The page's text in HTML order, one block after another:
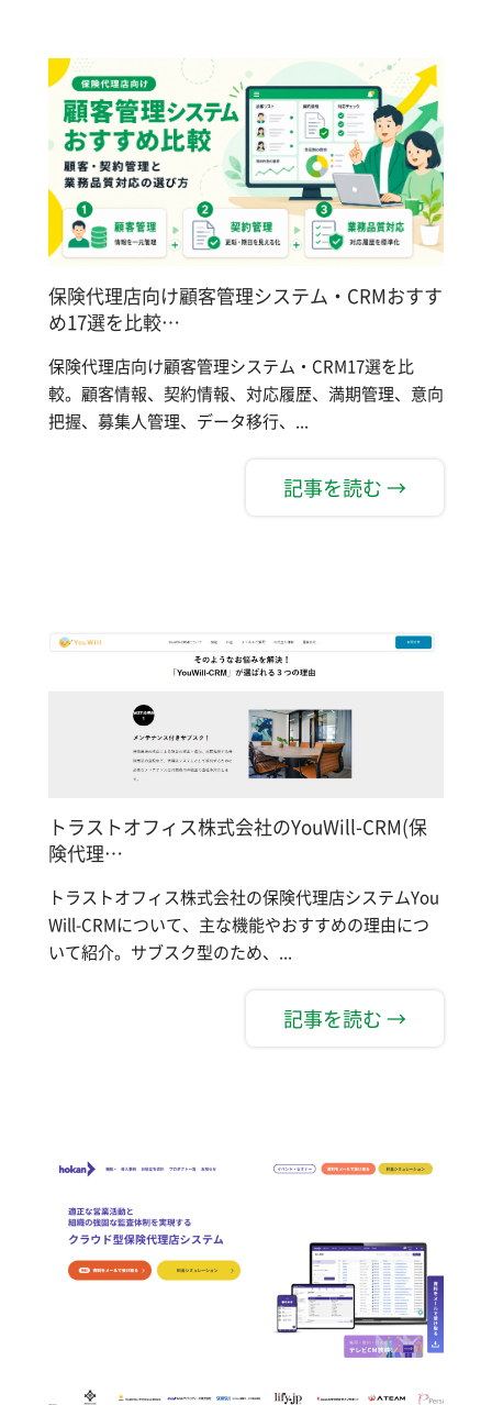
保険代理店向け顧客管理システム・CRMおすす
め17選を比較…
保険代理店向け顧客管理システム・CRM17選を比
較。顧客情報、契約情報、対応履歴、満期管理、意向
把握、募集人管理、データ移行、...
記事を読む →
トラストオフィス株式会社のYouWill-CRM(保
険代理…
トラストオフィス株式会社の保険代理店システムYou
Will-CRMについて、主な機能やおすすめの理由につ
いて紹介。サブスク型のため、...
記事を読む →